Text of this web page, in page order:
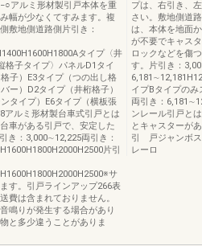
アルミ形材製引戸本体を重
幅が少なくてすみます。複
敷地側道路側片引き：
タイプ〈井
格子タイプ〉パネルD1タイ
子）E3タイプ（つの出し格
ー）D2タイプ（井桁格子）
タイプ）E6タイプ（横板張
アルミ形材製台車式引戸とは
車がある引戸で、安定した
き：3,000∼12,225両引き：
片引
サ
す。引戸ラインアップ266表
費は含まれておりません。
鳴りが発生する場合があり
と多少違うことがありま
プは、右引き、
さい。敷地側道
は、本体を地面
が不要でキャス
ロックなどを傷
す。片引き：
イプBタイプの
両引き：
ンレール引戸と
とキャスターが
引 戸ジャンボス
レーロ